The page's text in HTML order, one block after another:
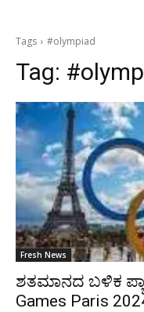
Tags #olympiad
Tag:
Fresh News
ಶತಮಾನದ ಬಳಿಕ
Games Paris